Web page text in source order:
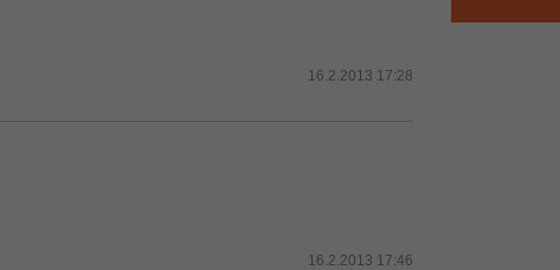
16.2.2013 17:28
16.2.2013 17:46